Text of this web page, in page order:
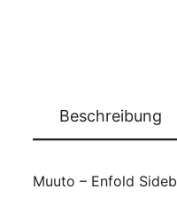
Beschreibung
Muuto – Enfold